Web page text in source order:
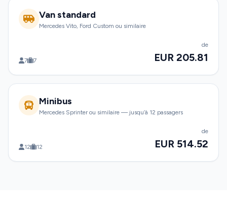
Van standard
Mercedes Vito, Ford Custom ou similaire
7 7
de
EUR 205.81
Minibus
Mercedes Sprinter ou similaire — jusqu’à 12 passagers
12 12
de
EUR 514.52